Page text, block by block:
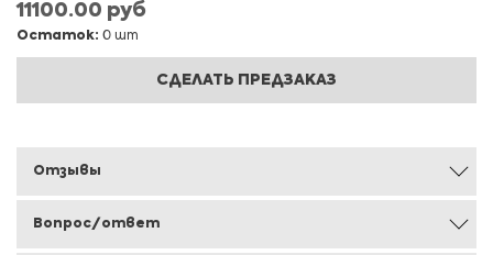
11100.00 руб
Остаток: 0 шт
СДЕЛАТЬ ПРЕДЗАКАЗ
Отзывы
Вопрос/ответ